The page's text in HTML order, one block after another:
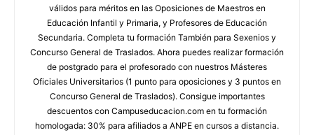
válidos para méritos en las Oposiciones de Maestros en
Educación Infantil y Primaria, y Profesores de Educación
Secundaria. Completa tu formación También para Sexenios y
Concurso General de Traslados. Ahora puedes realizar formación
de postgrado para el profesorado con nuestros Másteres
Oficiales Universitarios (1 punto para oposiciones y 3 puntos en
Concurso General de Traslados). Consigue importantes
descuentos con Campuseducacion.com en tu formación
homologada: 30% para afiliados a ANPE en cursos a distancia.